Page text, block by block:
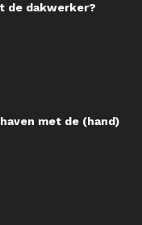
de dakwerker?
met de (hand)